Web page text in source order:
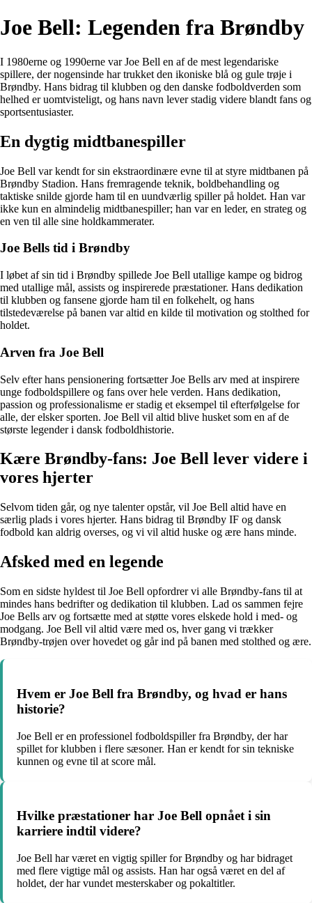
Joe Bell: Legenden fra Brøndby
I 1980erne og 1990erne var Joe Bell en af de mest legendariske
spillere, der nogensinde har trukket den ikoniske blå og gule trøje i
Brøndby. Hans bidrag til klubben og den danske fodboldverden som
helhed er uomtvisteligt, og hans navn lever stadig videre blandt fans og
sportsentusiaster.
En dygtig midtbanespiller
Joe Bell var kendt for sin ekstraordinære evne til at styre midtbanen på
Brøndby Stadion. Hans fremragende teknik, boldbehandling og
taktiske snilde gjorde ham til en uundværlig spiller på holdet. Han var
ikke kun en almindelig midtbanespiller; han var en leder, en strateg og
en ven til alle sine holdkammerater.
Joe Bells tid i Brøndby
I løbet af sin tid i Brøndby spillede Joe Bell utallige kampe og bidrog
med utallige mål, assists og inspirerede præstationer. Hans dedikation
til klubben og fansene gjorde ham til en folkehelt, og hans
tilstedeværelse på banen var altid en kilde til motivation og stolthed for
holdet.
Arven fra Joe Bell
Selv efter hans pensionering fortsætter Joe Bells arv med at inspirere
unge fodboldspillere og fans over hele verden. Hans dedikation,
passion og professionalisme er stadig et eksempel til efterfølgelse for
alle, der elsker sporten. Joe Bell vil altid blive husket som en af de
største legender i dansk fodboldhistorie.
Kære Brøndby-fans: Joe Bell lever videre i
vores hjerter
Selvom tiden går, og nye talenter opstår, vil Joe Bell altid have en
særlig plads i vores hjerter. Hans bidrag til Brøndby IF og dansk
fodbold kan aldrig overses, og vi vil altid huske og ære hans minde.
Afsked med en legende
Som en sidste hyldest til Joe Bell opfordrer vi alle Brøndby-fans til at
mindes hans bedrifter og dedikation til klubben. Lad os sammen fejre
Joe Bells arv og fortsætte med at støtte vores elskede hold i med- og
modgang. Joe Bell vil altid være med os, hver gang vi trækker
Brøndby-trøjen over hovedet og går ind på banen med stolthed og ære.
Hvem er Joe Bell fra Brøndby, og hvad er hans
historie?
Joe Bell er en professionel fodboldspiller fra Brøndby, der har
spillet for klubben i flere sæsoner. Han er kendt for sin tekniske
kunnen og evne til at score mål.
Hvilke præstationer har Joe Bell opnået i sin
karriere indtil videre?
Joe Bell har været en vigtig spiller for Brøndby og har bidraget
med flere vigtige mål og assists. Han har også været en del af
holdet, der har vundet mesterskaber og pokaltitler.